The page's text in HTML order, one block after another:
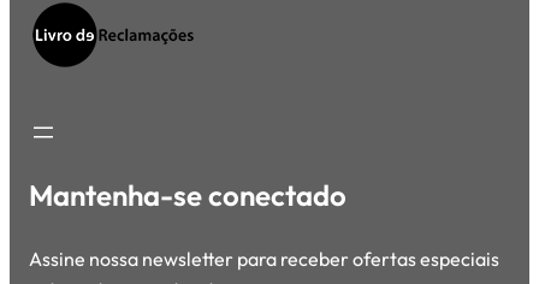
Mantenha-se conectado
Assine nossa newsletter para receber ofertas especiais